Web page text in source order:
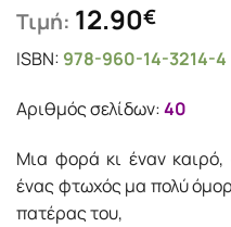
Τιμή: 12.90€
ISBN: 978-960-14-3214-4
Αριθμός σελίδων:40
Μια φορά κι έναν καιρό,
ένας φτωχός µα πολύ
πατέρας του,